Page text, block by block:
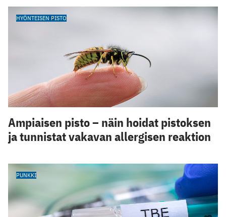
HYÖNTEISEN PISTO
Ampiaisen pisto – näin hoidat pistoksen
ja tunnistat vakavan allergisen reaktion
PUNKKI